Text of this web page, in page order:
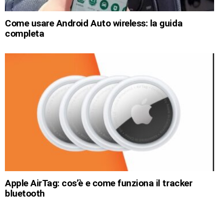
Come usare Android Auto wireless: la guida
completa
Apple AirTag: cos’è e come funziona il tracker
bluetooth